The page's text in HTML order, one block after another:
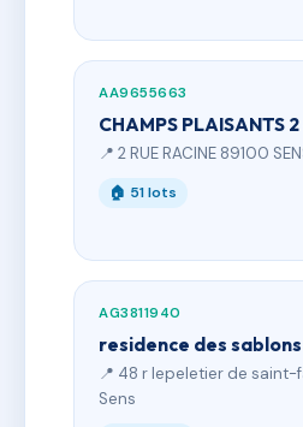
AA9655663
CHAMPS PLAISANTS 2
📍 2 RUE RACINE 89100
🏠 51 lots
AG3811940
residence des sablons
📍 48 r lepeletier de saint-
Sens